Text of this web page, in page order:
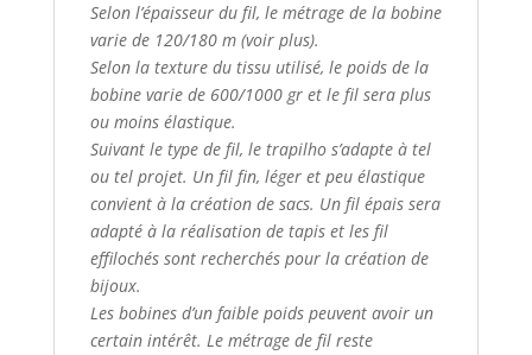
Selon l’épaisseur du fil, le métrage de la bobine
varie de 120/180 m (voir plus).
Selon la texture du tissu utilisé, le poids de la
bobine varie de 600/1000 gr et le fil sera plus
ou moins élastique.
Suivant le type de fil, le trapilho s’adapte à tel
ou tel projet. Un fil fin, léger et peu élastique
convient à la création de sacs. Un fil épais sera
adapté à la réalisation de tapis et les fil
effilochés sont recherchés pour la création de
bijoux.
Les bobines d’un faible poids peuvent avoir un
certain intérêt. Le métrage de fil reste